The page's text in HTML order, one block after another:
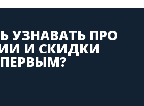
УЗНАВАТЬ ПРО
И СКИДКИ
ПЕРВЫМ?